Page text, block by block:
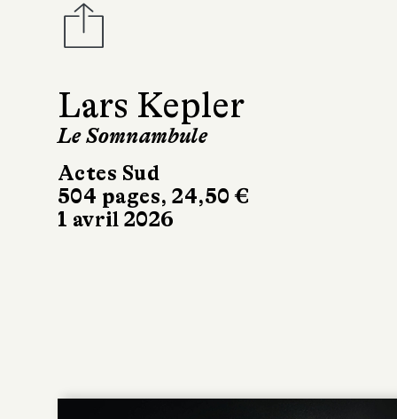
Lars Kepler
Le Somnambule
Actes Sud
504 pages, 24,50 €
1 avril 2026